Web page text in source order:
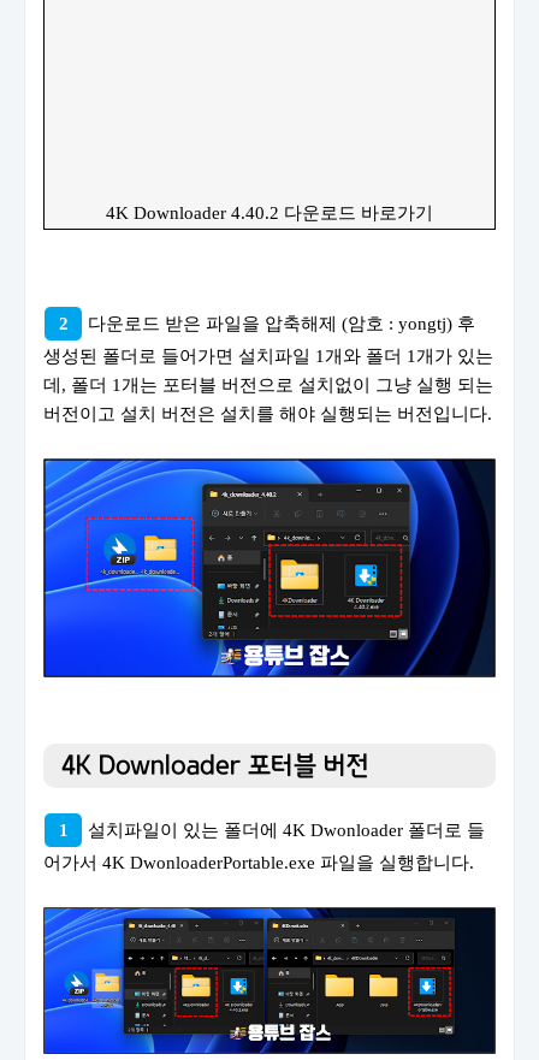
4K Downloader 4.40.2 다운로드 바로가기
2
다운로드 받은 파일을 압축해제 (암호 : yongtj) 후
생성된 폴더로 들어가면 설치파일 1개와 폴더 1개가 있는
데, 폴더 1개는 포터블 버전으로 설치없이 그냥 실행 되는
버전이고 설치 버전은 설치를 해야 실행되는 버전입니다.
4K Downloader 포터블 버전
1
설치파일이 있는 폴더에 4K Dwonloader 폴더로 들
어가서 4K DwonloaderPortable.exe 파일을 실행합니다.